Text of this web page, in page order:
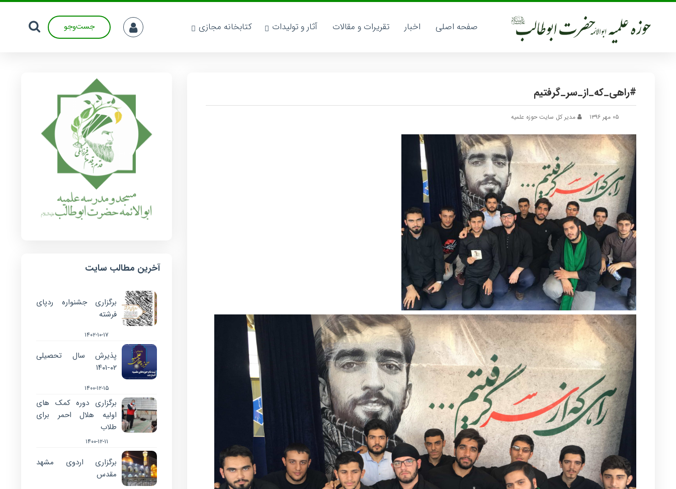
صفحه اصلی اخبار تقریرات و مقالات آثار و تولیدات کتابخانه مجازی جست‌وجو
#راهی_که_از_سر_گرفتیم
مدیر کل سایت حوزه علمیه
آخرین مطالب سایت
برگزاری جشنواره ردپای
فرشته
۱۴۰۲-۱۰-۱۷
پذیرش سال تحصیلی
۰۲-۱۴۰۱
۱۴۰۰-۱۲-۱۵
برگزاری دوره کمک های
اولیه هلال احمر برای
طلاب
۱۴۰۰-۱۲-۱۱
برگزاری اردوی مشهد
مقدس